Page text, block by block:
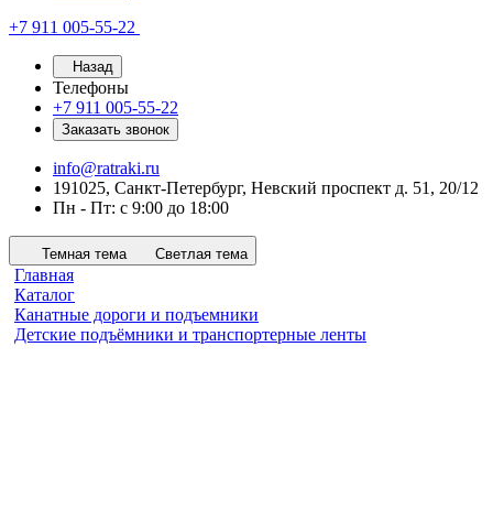
+7 911 005-55-22
Назад
Телефоны
+7 911 005-55-22
Заказать звонок
info@ratraki.ru
191025, Санкт-Петербург, Невский проспект д. 51, 20/12
Пн - Пт: с 9:00 до 18:00
Темная тема Светлая тема
Главная
Каталог
Канатные дороги и подъемники
Детские подъёмники и транспортерные ленты